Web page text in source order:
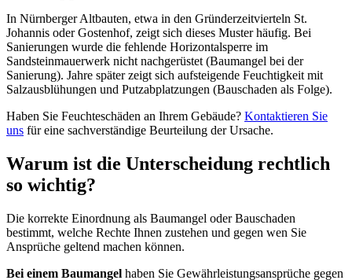
In Nürnberger Altbauten, etwa in den Gründerzeitvierteln St.
Johannis oder Gostenhof, zeigt sich dieses Muster häufig. Bei
Sanierungen wurde die fehlende Horizontalsperre im
Sandsteinmauerwerk nicht nachgerüstet (Baumangel bei der
Sanierung). Jahre später zeigt sich aufsteigende Feuchtigkeit mit
Salzausblühungen und Putzabplatzungen (Bauschaden als Folge).
Haben Sie Feuchteschäden an Ihrem Gebäude? Kontaktieren Sie
uns für eine sachverständige Beurteilung der Ursache.
Warum ist die Unterscheidung rechtlich
so wichtig?
Die korrekte Einordnung als Baumangel oder Bauschaden
bestimmt, welche Rechte Ihnen zustehen und gegen wen Sie
Ansprüche geltend machen können.
Bei einem Baumangel haben Sie Gewährleistungsansprüche gegen